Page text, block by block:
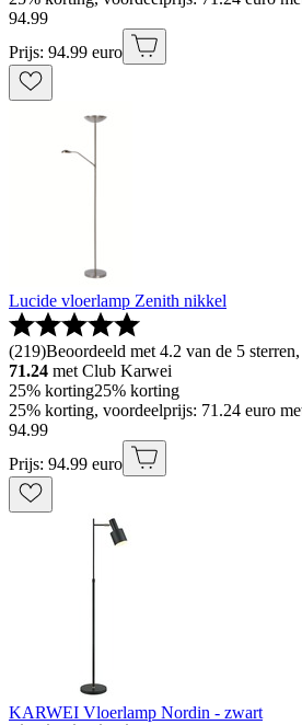
94.99
Prijs: 94.99 euro
Lucide vloerlamp Zenith nikkel
(219)Beoordeeld met 4.2 van de 5
71.24 met Club Karwei
25% korting25% korting
25% korting, voordeelprijs: 71.24 euro
94.99
Prijs: 94.99 euro
KARWEI Vloerlamp Nordin - zwart